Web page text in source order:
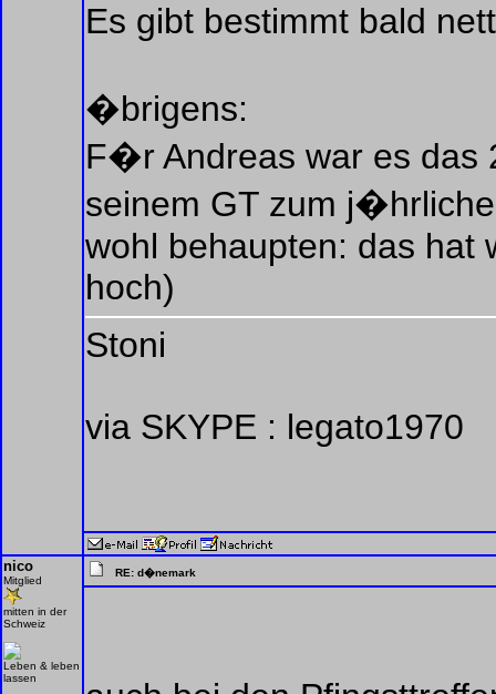
Es gibt bestimmt bald
�brigens:
F�r Andreas war es das
seinem GT zum
wohl behaupten: das hat
hoch)
Stoni
via SKYPE : legato1970
nico
Mitglied
mitten in der
Schweiz
Leben & leben
lassen
RE: d�nemark